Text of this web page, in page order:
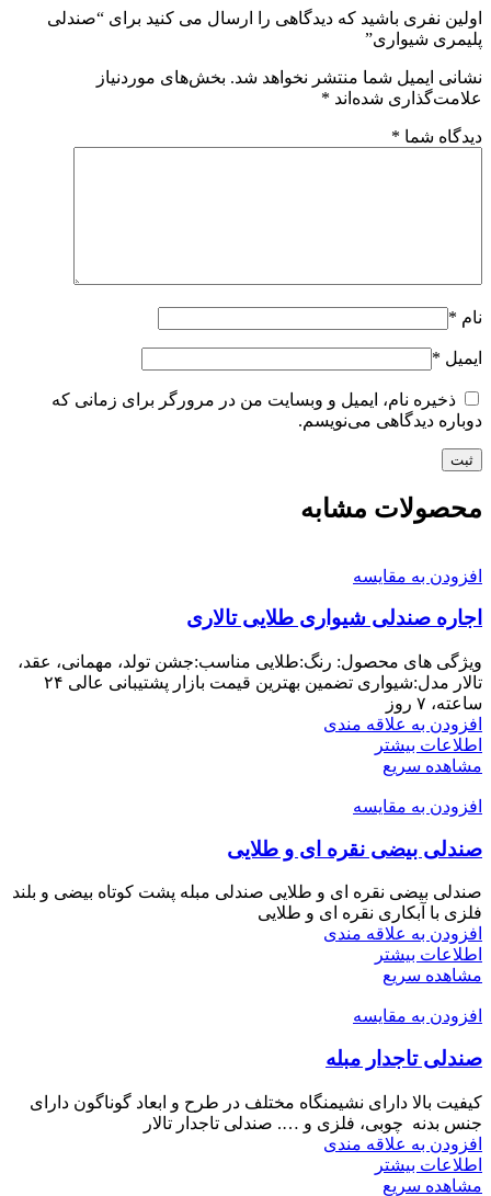
اولین نفری باشید که دیدگاهی را ارسال می کنید برای “صندلی
پلیمری شیواری”
نشانی ایمیل شما منتشر نخواهد شد. بخش‌های موردنیاز
علامت‌گذاری شده‌اند *
دیدگاه شما *
نام *
ایمیل *
ذخیره نام، ایمیل و وبسایت من در مرورگر برای زمانی که
دوباره دیدگاهی می‌نویسم.
محصولات مشابه
افزودن به مقایسه
اجاره صندلی شیواری طلایی تالاری
ویژگی های محصول: رنگ:طلایی مناسب:جشن تولد، مهمانی، عقد،
تالار مدل:شیواری تضمین بهترین قیمت بازار پشتیبانی عالی ۲۴
ساعته، ۷ روز
افزودن به علاقه مندی
اطلاعات بیشتر
مشاهده سریع
افزودن به مقایسه
صندلی بیضی نقره ای و طلایی
صندلی بیضی نقره ای و طلایی صندلی مبله پشت کوتاه بیضی و بلند
فلزی با آبکاری نقره ای و طلایی
افزودن به علاقه مندی
اطلاعات بیشتر
مشاهده سریع
افزودن به مقایسه
صندلی تاجدار مبله
کیفیت بالا دارای نشیمنگاه‌ مختلف در طرح و ابعاد گوناگون دارای
جنس بدنه چوبی، فلزی و …. صندلی تاجدار تالار
افزودن به علاقه مندی
اطلاعات بیشتر
مشاهده سریع